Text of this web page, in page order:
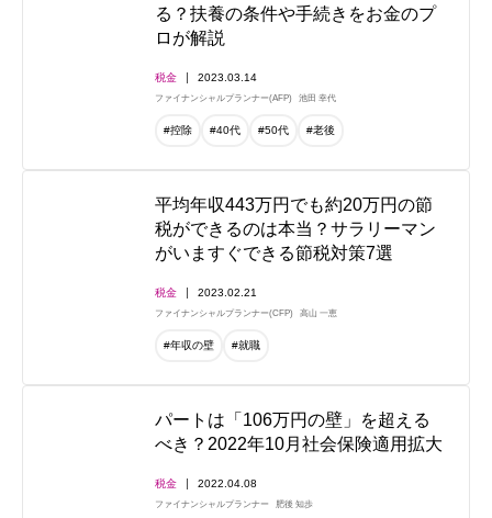
る？扶養の条件や手続きをお金のプ
ロが解説
税金 2023.03.14
ファイナンシャルプランナー(AFP) 池田 幸代
#控除 #40代 #50代 #老後
平均年収443万円でも約20万円の節
税ができるのは本当？サラリーマン
がいますぐできる節税対策7選
税金 2023.02.21
ファイナンシャルプランナー(CFP) 高山 一恵
#年収の壁 #就職
パートは「106万円の壁」を超える
べき？2022年10月社会保険適用拡大
税金 2022.04.08
ファイナンシャルプランナー 肥後 知歩